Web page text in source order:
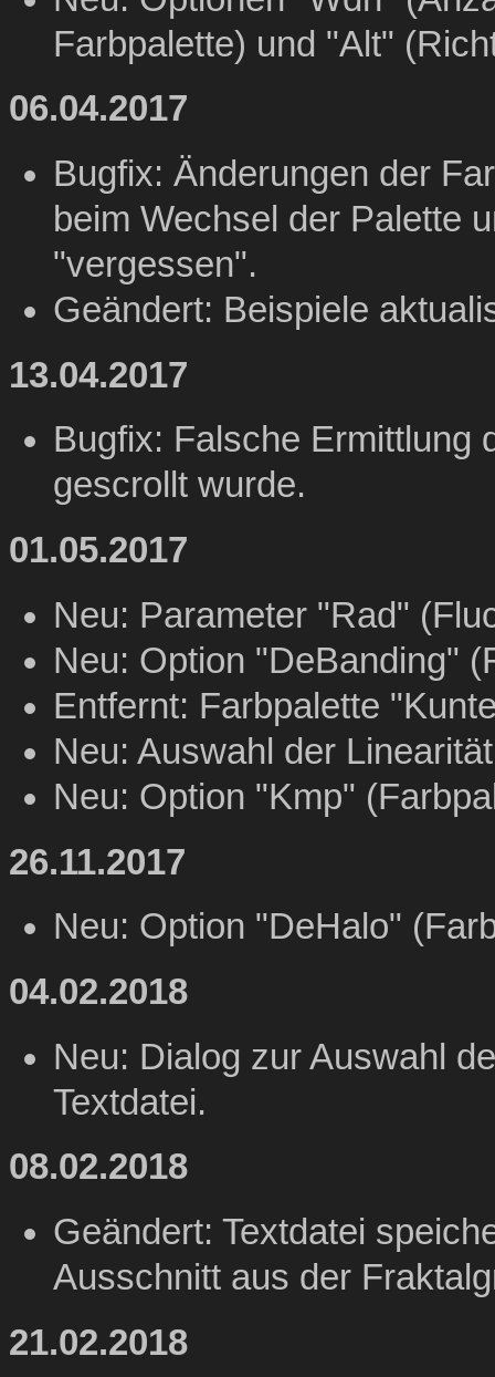
Farbpalette) und "Alt"
06.04.2017
Bugfix: Änderungen der
beim Wechsel der Palette
"vergessen".
Geändert: Beispiele
13.04.2017
Bugfix: Falsche Ermittlung
gescrollt wurde.
01.05.2017
Neu: Parameter "Rad"
Neu: Option "DeBanding"
Entfernt: Farbpalette
Neu: Auswahl der
Neu: Option "Kmp"
26.11.2017
Neu: Option "DeHalo"
04.02.2018
Neu: Dialog zur Auswahl
Textdatei.
08.02.2018
Geändert: Textdatei
Ausschnitt aus der
21.02.2018